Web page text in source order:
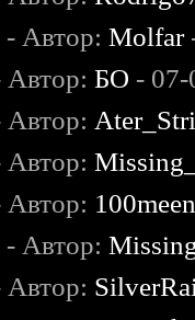
- Автор:Molfar
Автор: БО -
Автор:
Автор:
Автор:
- Автор:
Автор: